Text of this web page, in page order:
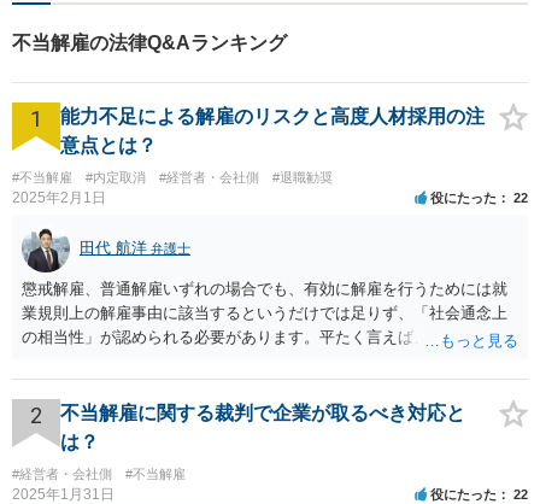
無効であるとして、通知書を送りました。 会社側は、Aさんを退職にしたこ
とについて違法性はないと強く争う姿勢を示してきたため、結果的に、裁判
限り提出していくことで、裁判書もこちら側が主張する問題点を理解してく
れました。 結果としては、訴訟において裁判所からAさんの主張が認められ
るであろう心証が開示されたことから、給与2年分を超える解決金が支払われ
る和解が成立し、無事解決となりました。 ※ご依頼者様の守秘義務の観点か
ら、一部、内容を抽象化して掲載しております。
が再開すると同時に、会社から現実的ではない営業ノルマを課されてしまい
ました。 Aさんは、何とかノルマを達成しようと努力し、一定の成果は上げ
【ベリーベストの対応とその結果】 Aさんの依頼を受け、まずは、弁護士か
ら会社に対して、解雇の撤回を求める通知を送付しました。 ところが会社は
全く応じようとせず、解雇が当然だという主張を繰り返しました。 そこで、
話し合いでの解決は困難と感じたため、早急に裁判手続に移行することとな
りました。 裁判でも、会社はAさんがノルマを達成しなかった、能力がなく
マが他の社員も達成していない不可能なものであったこと ・その中でもAさ
んが一定の成績をあげていたこと などを主張して争った結果、裁判所は、A
さんに対する解雇は法律上無効なものと判断し、Aさんの勝訴となりました。
(解決のポイント) 会社から課されたノルマを達成できなかったことを理由に
解雇と言われてしまうと、自分自身の能力の問題と感じて解雇を受け入れて
しまう人もいるかもしれません。 しかしながら、自分のできる努力をしっか
自体が問題であり、それを達成できなかったからといって、当然に解雇が認
められるものではありません。 Aさんが、自身に対する解雇がおかしいと感
じ、早急に弊所に相談に来ていただいたからこそ、無事に弁護士としての助
言・手助けをすることができ、適切な解決に至ることができました。 (解決
給料分に相当する700万円以上の金額の支払いが命じられ、実際に会社に支払
不当解雇の法律Q&Aランキング
1
能力不足による解雇のリスクと高度人材採用の注
意点とは？
#不当解雇 #内定取消 #経営者・会社側 #退職勧奨
2025年2月1日 役にたった 22
田代 航洋 弁護士
懲戒解雇、普通解雇いずれの場合でも、有効に解雇を行うためには就
業規則上の解雇事由に該当するというだけでは足りず、「社会通念上
の相当性」が認められる必要があります。平たく言えば、解雇の原因
れます。 日本の労働法上、解雇は非常にハードルが高いです。 解雇が
有効か無効かという点は能力不足の程度にもよりますが、顧問弁護士
の先生は具体的な事情を検討した上で能力不足の程度が解雇を有効と
するほどではないと判断されたのだと思います。 例えば、無断欠勤を
連続する、会社のお金を横領する等の場合には一発で解雇した場合で
2
不当解雇に関する裁判で企業が取るべき対応と
は？
#経営者・会社側 #不当解雇
2025年1月31日 役にたった 22